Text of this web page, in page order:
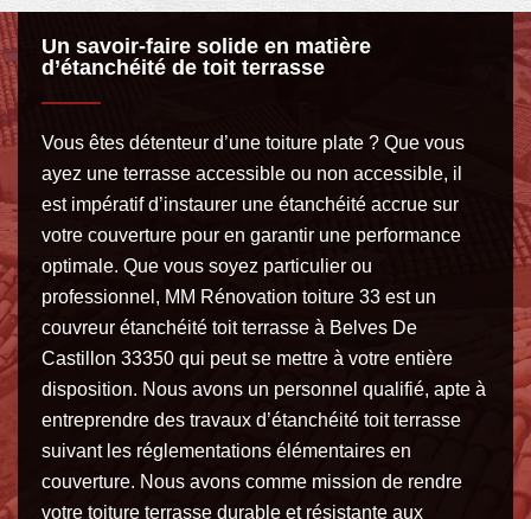
Un savoir-faire solide en matière
d’étanchéité de toit terrasse
Vous êtes détenteur d’une toiture plate ? Que vous
ayez une terrasse accessible ou non accessible, il
est impératif d’instaurer une étanchéité accrue sur
votre couverture pour en garantir une performance
optimale. Que vous soyez particulier ou
professionnel, MM Rénovation toiture 33 est un
couvreur étanchéité toit terrasse à Belves De
Castillon 33350 qui peut se mettre à votre entière
disposition. Nous avons un personnel qualifié, apte à
entreprendre des travaux d’étanchéité toit terrasse
suivant les réglementations élémentaires en
couverture. Nous avons comme mission de rendre
votre toiture terrasse durable et résistante aux